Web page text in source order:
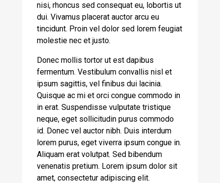
nisi, rhoncus sed consequat eu, lobortis ut
dui. Vivamus placerat auctor arcu eu
tincidunt. Proin vel dolor sed lorem feugiat
molestie nec et justo.
Donec mollis tortor ut est dapibus
fermentum. Vestibulum convallis nisl et
ipsum sagittis, vel finibus dui lacinia.
Quisque ac mi et orci congue commodo in
in erat. Suspendisse vulputate tristique
neque, eget sollicitudin purus commodo
id. Donec vel auctor nibh. Duis interdum
lorem purus, eget viverra ipsum congue in.
Aliquam erat volutpat. Sed bibendum
venenatis pretium. Lorem ipsum dolor sit
amet, consectetur adipiscing elit.